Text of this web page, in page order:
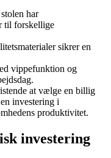
har
til forskellige
sikrer en
vippefunktion og
at vælge en billig
investering i
produktivitet.
investering